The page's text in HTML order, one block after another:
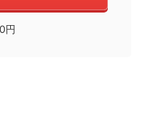
円